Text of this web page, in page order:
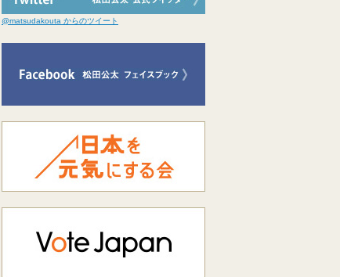
@matsudakouta からのツイート